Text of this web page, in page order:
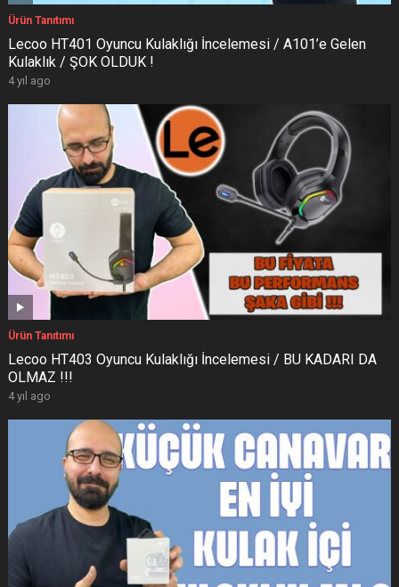
Ürün Tanıtımı
Lecoo HT401 Oyuncu Kulaklığı İncelemesi / A101’e Gelen
Kulaklık / ŞOK OLDUK !
4 yıl ago
Ürün Tanıtımı
Lecoo HT403 Oyuncu Kulaklığı İncelemesi / BU KADARI DA
OLMAZ !!!
4 yıl ago